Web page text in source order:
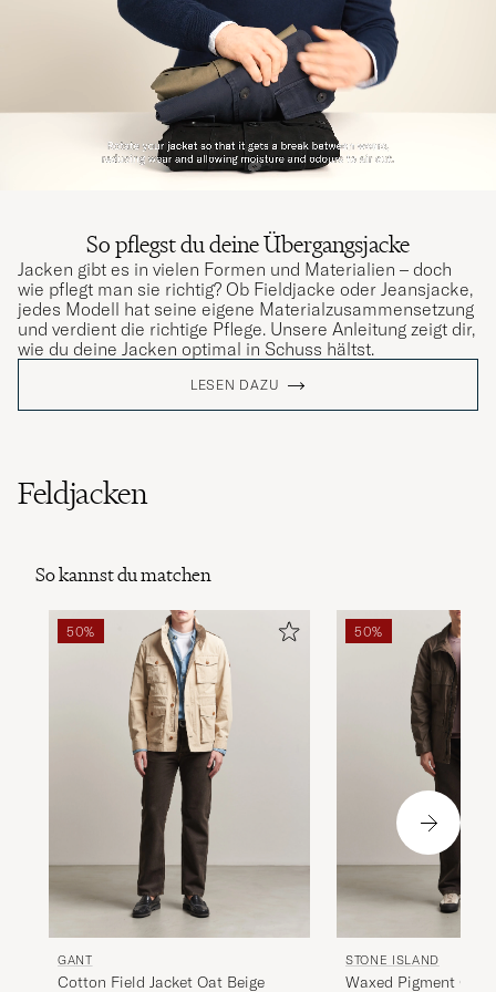
So pflegst du deine Übergangsjacke
Jacken gibt es in vielen Formen und Materialien – doch
wie pflegt man sie richtig? Ob Fieldjacke oder Jeansjacke,
jedes Modell hat seine eigene Materialzusammensetzung
und verdient die richtige Pflege. Unsere Anleitung zeigt dir,
wie du deine Jacken optimal in Schuss hältst.
LESEN DAZU
Feldjacken
So kannst du matchen
50%
GANT
Cotton Field Jacket Oat Beige
50%
STONE ISLAND
Waxed Pigment